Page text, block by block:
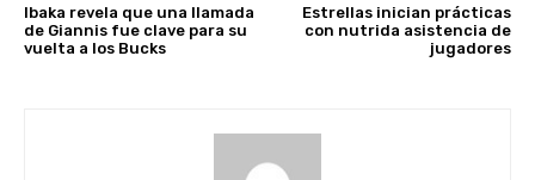
Ibaka revela que una llamada
de Giannis fue clave para su
vuelta a los Bucks
Estrellas inician prácticas
con nutrida asistencia de
jugadores